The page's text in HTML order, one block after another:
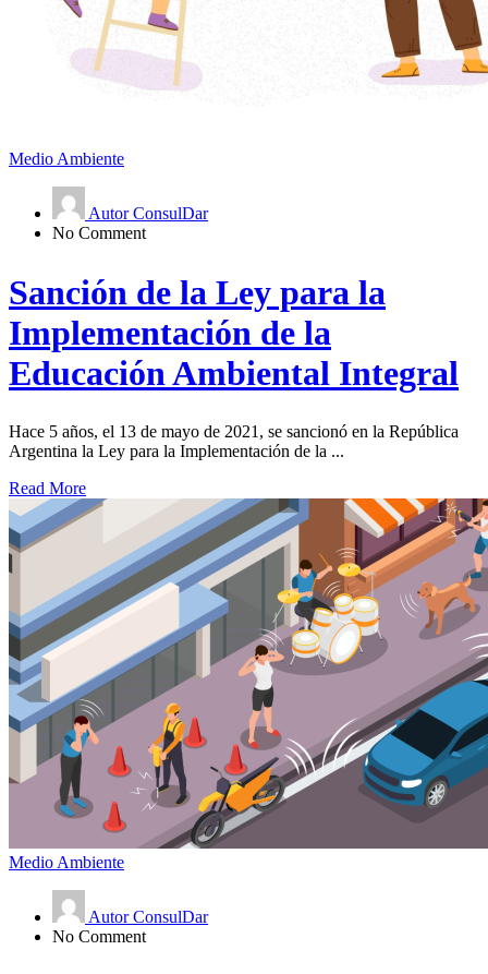
Medio Ambiente
Autor ConsulDar
No Comment
Sanción de la Ley para la
Implementación de la
Educación Ambiental Integral
Hace 5 años, el 13 de mayo de 2021, se sancionó en la República
Argentina la Ley para la Implementación de la ...
Read More
Medio Ambiente
Autor ConsulDar
No Comment